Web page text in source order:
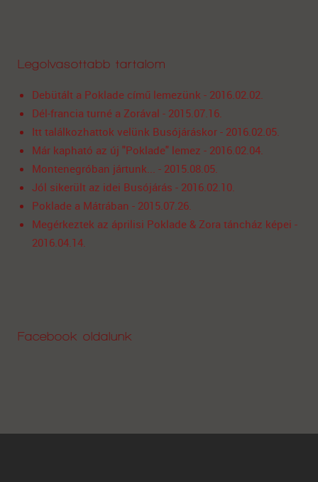
Legolvasottabb tartalom
Debütált a Poklade című lemezünk - 2016.02.02.
Dél-francia turné a Zorával - 2015.07.16.
Itt találkozhattok velünk Busójáráskor - 2016.02.05.
Már kapható az új "Poklade" lemez - 2016.02.04.
Montenegróban jártunk... - 2015.08.05.
Jól sikerült az idei Busójárás - 2016.02.10.
Poklade a Mátrában - 2015.07.26.
Megérkeztek az áprilisi Poklade & Zora táncház képei -
2016.04.14.
Facebook oldalunk